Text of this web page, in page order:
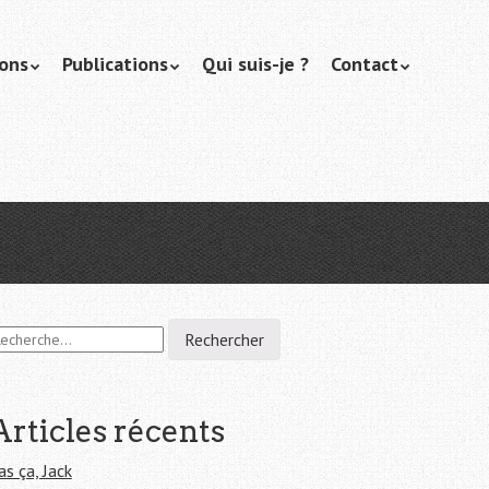
Publications Qui suis-je ? Contact
récents
ça, Jack